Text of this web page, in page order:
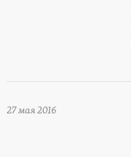
27 мая 2016